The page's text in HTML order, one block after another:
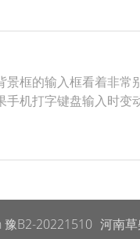
框的输入框看着非
机打字键盘输入时
豫B2-20221510 河南